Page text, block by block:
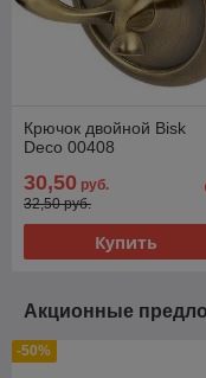
Крючок двойной Bisk
Deco 00408
30,50 руб.
32,50 руб.
Купить
Акционные
-50%